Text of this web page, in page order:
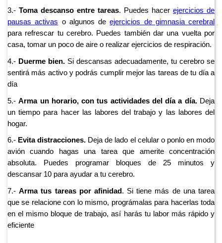
3.- Toma descanso entre tareas. Puedes hacer ejercicios de
pausas activas o algunos deejercicios de gimnasia cerebral
para refrescar tu cerebro. Puedes también dar una vuelta por
casa, tomar un poco de aire o realizar ejercicios de respiración.
4.- Duerme bien. Si descansas adecuadamente, tu cerebro se
sentirá más activo y podrás cumplir mejor las tareas de tu día a
día
5.-Arma un horario, con tus actividades del día a día.Deja
un tiempo para hacer las labores del trabajo y las labores del
hogar.
6.- Evita distracciones. Deja de lado el celular o ponlo en modo
avión cuando hagas una tarea que amerite concentración
absoluta. Puedes programar bloques de 25 minutos y
descansar 10 para ayudar a tu cerebro.
7.-Arma tus tareas por afinidad . Si tiene más de una tarea
que se relacione con lo mismo, prográmalas para hacerlas toda
en el mismo bloque de trabajo, así harás tu labor más rápido y
eficiente